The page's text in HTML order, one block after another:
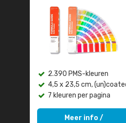
2.390 PMS-kleuren
4,5 x 23,5 cm,
7 kleuren per pagina
Meer info /